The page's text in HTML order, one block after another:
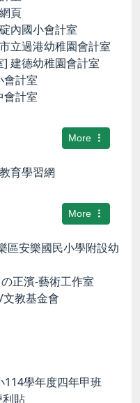
頁
內國小會計室
立過港幼稚園會計室
建德幼稚園會計室
計室
計室
More
育學習網
More
區安樂國民小學附設幼
正濱-藝術工作室
教基金會
學年度四年甲班
貼